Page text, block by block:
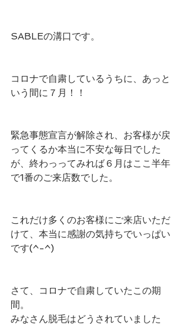
SABLEの溝口です。
コロナで自粛しているうちに、あっと
いう間に７月！！
緊急事態宣言が解除され、お客様が戻
ってくるか本当に不安な毎日でした
が、終わっってみれば６月はここ半年
で1番のご来店数でした。
これだけ多くのお客様にご来店いただ
けて、本当に感謝の気持ちでいっぱい
です(^-^)
さて、コロナで自粛していたこの期
間。
みなさん脱毛はどうされていました